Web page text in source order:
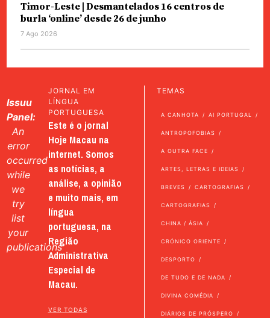
Timor-Leste | Desmantelados 16 centros de
burla ‘online’ desde 26 de junho
7 Ago 2026
Issuu
Panel:
An
error
occurred
while
we
try
list
your
publications
JORNAL EM
LÍNGUA
PORTUGUESA
Este é o jornal
Hoje Macau na
internet. Somos
as notícias, a
análise, a opinião
e muito mais, em
língua
portuguesa, na
Região
Administrativa
Especial de
Macau.
VER TODAS
TEMAS
A CANHOTA AI PORTUGAL
ANTROPOFOBIAS
A OUTRA FACE
ARTES, LETRAS E IDEIAS
BREVES CARTOGRAFIAS
CARTOGRAFIAS
CHINA / ÁSIA
CRÓNICO ORIENTE
DESPORTO
DE TUDO E DE NADA
DIVINA COMÉDIA
DIÁRIOS DE PRÓSPERO